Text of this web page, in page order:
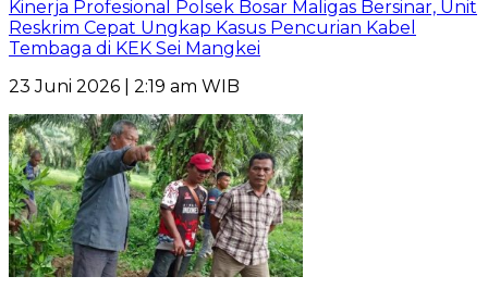
Kinerja Profesional Polsek Bosar Maligas Bersinar, Unit
Reskrim Cepat Ungkap Kasus Pencurian Kabel
Tembaga di KEK Sei Mangkei
23 Juni 2026 | 2:19 am WIB